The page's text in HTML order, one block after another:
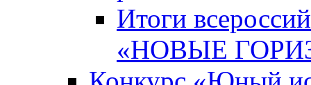
Итоги
«НОВЫЕ